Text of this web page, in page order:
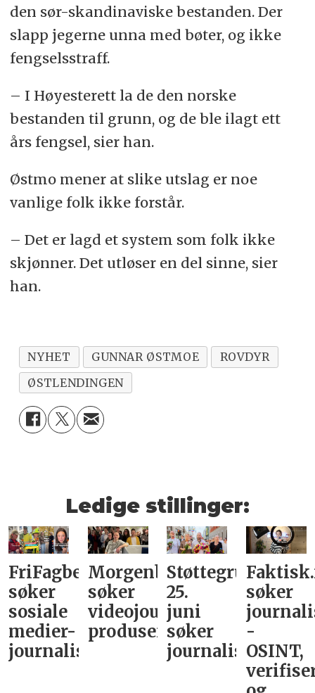
den sør-skandinaviske bestanden. Der
slapp jegerne unna med bøter, og ikke
fengselsstraff.
– I Høyesterett la de den norske
bestanden til grunn, og de ble ilagt ett
års fengsel, sier han.
Østmo mener at slike utslag er noe
vanlige folk ikke forstår.
– Det er lagd et system som folk ikke
skjønner. Det utløser en del sinne, sier
han.
NYHET GUNNAR ØSTMOE
ROVDYR
ØSTLENDINGEN
Ledige stillinger:
FriFagbevegelse
søker
sosiale
medier-
journalist
Morgenbladet
søker
videojournalist/podkast-
produsent
Støttegruppa
25.
juni
søker
journalist
søker
-
OSINT,